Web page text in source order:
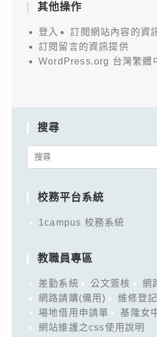
其他操作
登入
訂閱網站內容的資
訂閱留言的資訊提供
WordPress.org 台灣繁體
搜尋
Search
校務平台系統
1campus 校務系統
教職員專區
差勤系統 公文簽核
網
網路請購(備用)
維修登記
場地借用申請單
基隆女
網站維護之css使用說明